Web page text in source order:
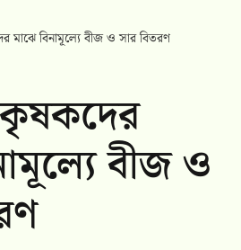
মাঝে বিনামূল্যে বীজ ও সার বিতরণ
কৃষকদের
বীজ ও